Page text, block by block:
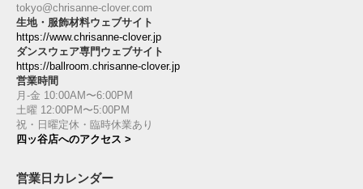
tokyo@chrisanne-clover.com
生地・服飾材料ウェブサイト
https://www.chrisanne-clover.jp
ダンスウェア専門ウェブサイト
https://ballroom.chrisanne-clover.jp
営業時間
月-金 10:00AM〜6:00PM
土曜 12:00PM〜5:00PM
祝・日曜定休・臨時休業あり
四ッ谷店へのアクセス >
営業日カレンダー